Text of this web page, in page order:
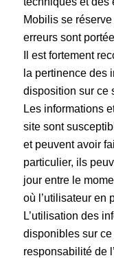
Mobilis se
erreurs sont
Il est fortement
la pertinence des
disposition sur ce
Les informations
site sont
et peuvent avoir
particulier, ils
jour entre le
où l’utilisateur en
L’utilisation des
disponibles sur ce
responsabilité de